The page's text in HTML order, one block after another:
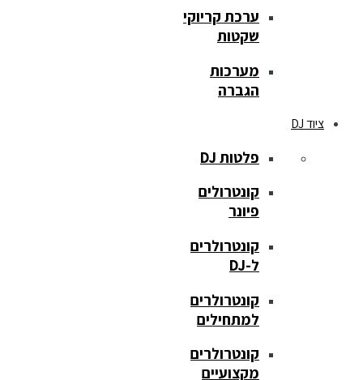
ערכת קריוקי
שקטות
מערכות
הגברה
ציוד DJ
פלטות DJ
קונטרולים
פיונר
קונטרולרים
ל-DJ
קונטרולרים
למתחילים
קונטרולרים
מקצועיים